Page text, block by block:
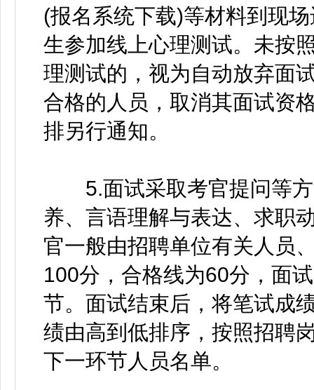
(报名系统下载)等材料到现
生参加线上心理测试。未按
理测试的，视为自动放弃面
合格的人员，取消其面试资
排另行通知。
5.面试采取考官提问等方
养、言语理解与表达、求职
官一般由招聘单位有关人员
100分，合格线为60分，面
节。面试结束后，将笔试成
绩由高到低排序，按照招聘
下一环节人员名单。